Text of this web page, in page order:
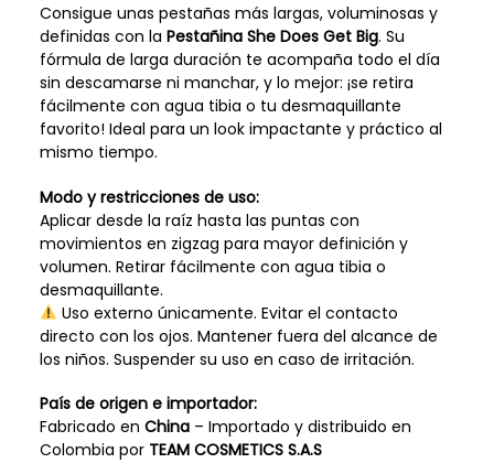
Consigue unas pestañas más largas, voluminosas y
definidas con la Pestañina She Does Get Big. Su
fórmula de larga duración te acompaña todo el día
sin descamarse ni manchar, y lo mejor: ¡se retira
fácilmente con agua tibia o tu desmaquillante
favorito! Ideal para un look impactante y práctico al
mismo tiempo.
Modo y restricciones de uso:
Aplicar desde la raíz hasta las puntas con
movimientos en zigzag para mayor definición y
volumen. Retirar fácilmente con agua tibia o
desmaquillante.
Uso externo únicamente. Evitar el contacto
directo con los ojos. Mantener fuera del alcance de
los niños. Suspender su uso en caso de irritación.
País de origen e importador:
Fabricado en China– Importado y distribuido en
Colombia por TEAM COSMETICS S.A.S